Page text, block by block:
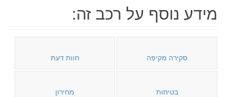
מידע נוסף על רכב זה:
סקירה מקיפה חוות דעת
בטיחות מחירון